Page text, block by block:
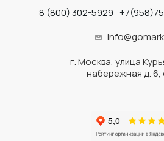
8 (800) 302-5929
г. Москва, улица
набережная д. 6,